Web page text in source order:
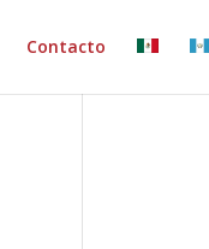
Contacto